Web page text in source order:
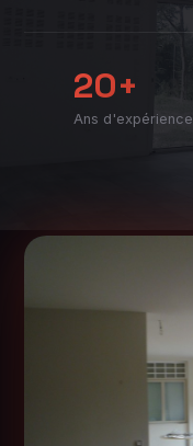
20+
Ans d'expérience